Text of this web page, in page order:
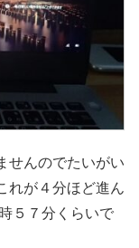
せんのでたいがい
れが４分ほど進ん
５７分くらいで